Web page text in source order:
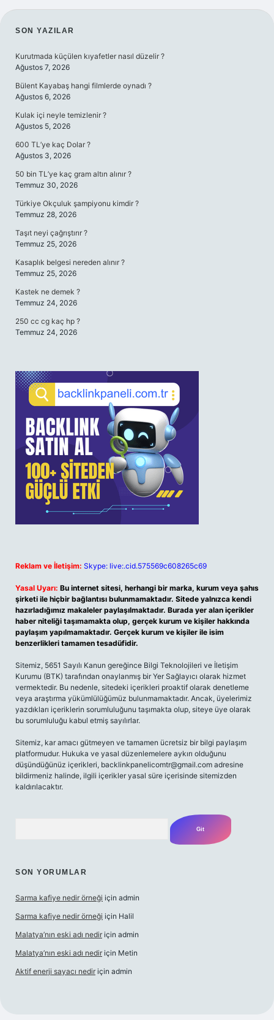
SIDEBAR
SON YAZILAR
Kurutmada küçülen kıyafetler nasıl düzelir ?
Ağustos 7, 2026
Bülent Kayabaş hangi filmlerde oynadı ?
Ağustos 6, 2026
Kulak içi neyle temizlenir ?
Ağustos 5, 2026
600 TL’ye kaç Dolar ?
Ağustos 3, 2026
50 bin TL’ye kaç gram altın alınır ?
Temmuz 30, 2026
Türkiye Okçuluk şampiyonu kimdir ?
Temmuz 28, 2026
Taşıt neyi çağrıştırır ?
Temmuz 25, 2026
Kasaplık belgesi nereden alınır ?
Temmuz 25, 2026
Kastek ne demek ?
Temmuz 24, 2026
250 cc cg kaç hp ?
Temmuz 24, 2026
Reklam ve İletişim: Skype: live:.cid.575569c608265c69
Yasal Uyarı: Bu internet sitesi, herhangi bir marka, kurum veya şahıs
şirketi ile hiçbir bağlantısı bulunmamaktadır. Sitede yalnızca kendi
hazırladığımız makaleler paylaşılmaktadır. Burada yer alan içerikler
haber niteliği taşımamakta olup, gerçek kurum ve kişiler hakkında
paylaşım yapılmamaktadır. Gerçek kurum ve kişiler ile isim
benzerlikleri tamamen tesadüfidir.
Sitemiz, 5651 Sayılı Kanun gereğince Bilgi Teknolojileri ve İletişim
Kurumu (BTK) tarafından onaylanmış bir Yer Sağlayıcı olarak hizmet
vermektedir. Bu nedenle, sitedeki içerikleri proaktif olarak denetleme
veya araştırma yükümlülüğümüz bulunmamaktadır. Ancak, üyelerimiz
yazdıkları içeriklerin sorumluluğunu taşımakta olup, siteye üye olarak
bu sorumluluğu kabul etmiş sayılırlar.
Sitemiz, kar amacı gütmeyen ve tamamen ücretsiz bir bilgi paylaşım
platformudur. Hukuka ve yasal düzenlemelere aykırı olduğunu
düşündüğünüz içerikleri, backlinkpanelicomtr@gmail.com adresine
bildirmeniz halinde, ilgili içerikler yasal süre içerisinde sitemizden
kaldırılacaktır.
SON YORUMLAR
Sarma kafiye nedir örneği için admin
Sarma kafiye nedir örneği için Halil
Malatya’nın eski adı nedir için admin
Malatya’nın eski adı nedir için Metin
Aktif enerji sayacı nedir için admin